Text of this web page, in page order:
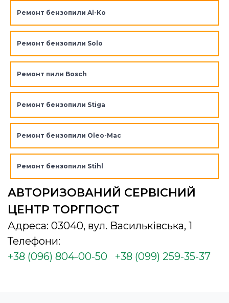
Ремонт бензопили Al-Ko
Ремонт бензопили Solo
Ремонт пили Bosch
Ремонт бензопили Stiga
Ремонт бензопили Oleo-Mac
Ремонт бензопили Stihl
АВТОРИЗОВАНИЙ СЕРВІСНИЙ
ЦЕНТР ТОРГПОСТ
Адреса: 03040, вул. Васильківська, 1
Телефони:
+38 (096) 804-00-50
+38 (099) 259-35-37